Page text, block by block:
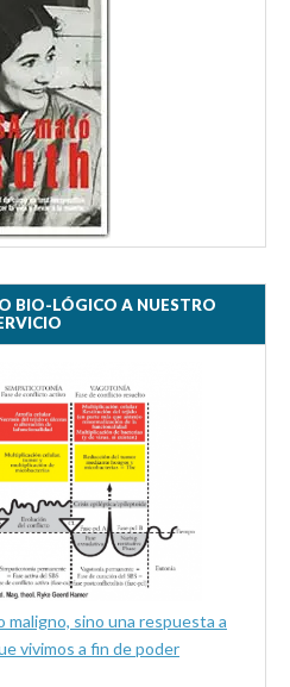
BIO-LÓGICO A NUESTRO
maligno, sino una respuesta a
vivimos a fin de poder